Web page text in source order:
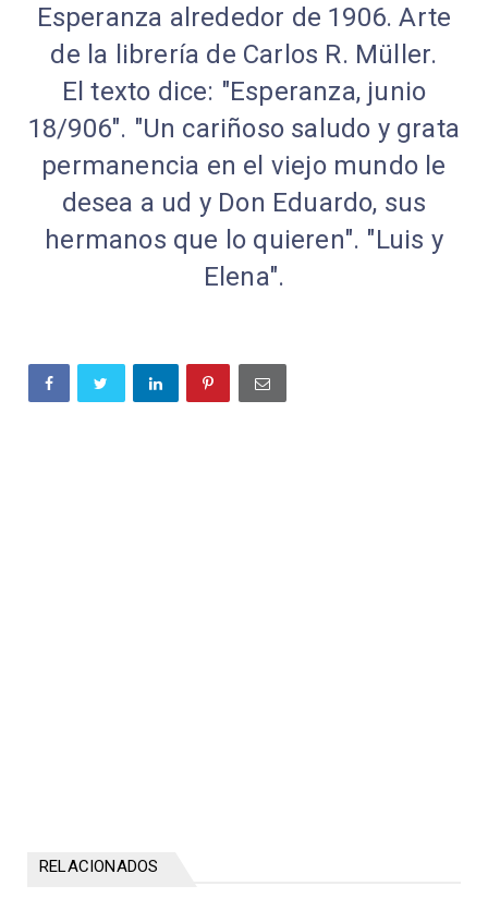
Esperanza alrededor de 1906. Arte
de la librería de Carlos R. Müller.
El texto dice: "Esperanza, junio
18/906". "Un cariñoso saludo y grata
permanencia en el viejo mundo le
desea a ud y Don Eduardo, sus
hermanos que lo quieren". "Luis y
Elena".
RELACIONADOS